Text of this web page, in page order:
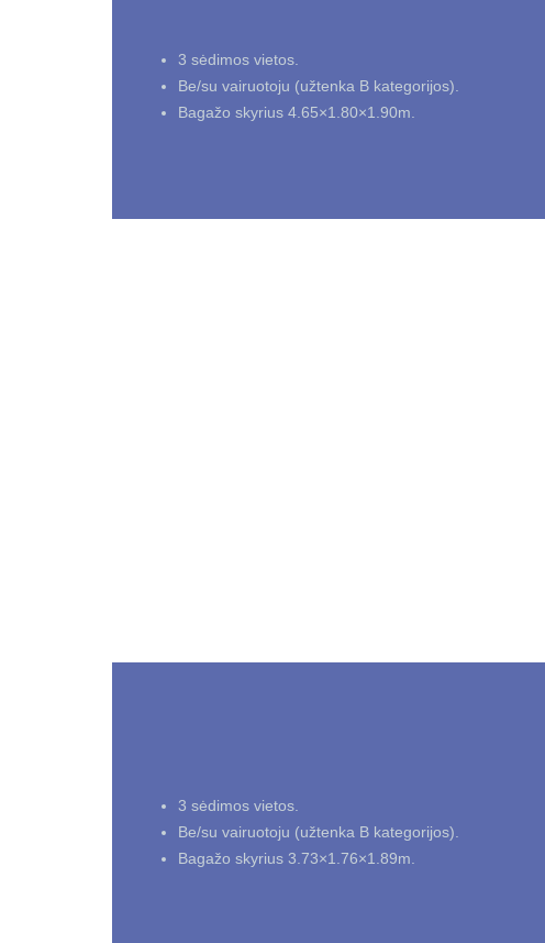
3 sėdimos vietos.
Be/su vairuotoju (užtenka B kategorijos).
Bagažo skyrius 4.65×1.80×1.90m.
3 sėdimos vietos.
Be/su vairuotoju (užtenka B kategorijos).
Bagažo skyrius 3.73×1.76×1.89m.